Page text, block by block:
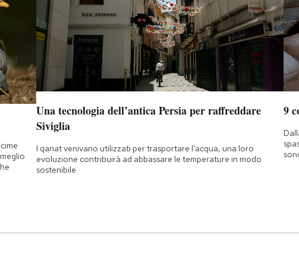
Una tecnologia dell’antica Persia per raffreddare
Siviglia
I qanat venivano utilizzati per trasportare l'acqua, una loro
evoluzione contribuirà ad abbassare le temperature in modo
sostenibile
9